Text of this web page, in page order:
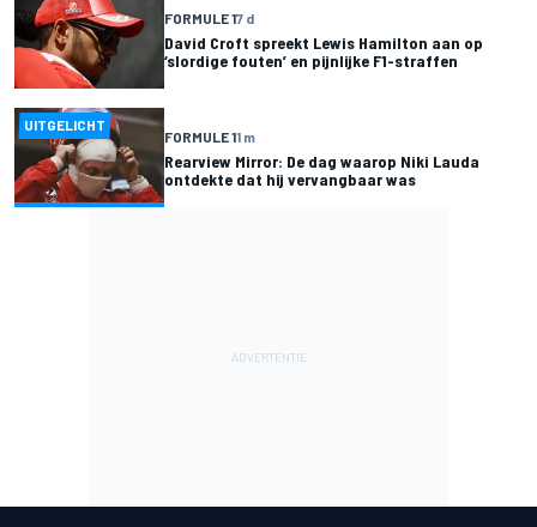
FORMULE 17 d
David Croft spreekt Lewis Hamilton aan op
‘slordige fouten’ en pijnlijke F1-straffen
UITGELICHT
FORMULE 11 m
Rearview Mirror: De dag waarop Niki Lauda
ontdekte dat hij vervangbaar was